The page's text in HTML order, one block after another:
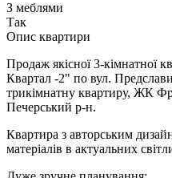
З меблями
Так
Опис квартири
Продаж якісної 3-
Квартал -2" по вул.
трикімнатну квартиру, ЖК
Печерський р-н.
Квартира з авторським
матеріалів в актуальних